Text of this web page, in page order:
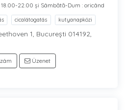
22.00 și Sâmbătă-Dum : oricând
cicalátogatás kutyanapközi
1, București 014192,
Üzenet